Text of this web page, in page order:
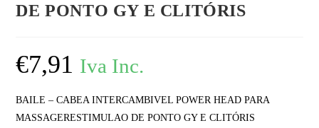
DE PONTO GY E CLITÓRIS
€7,91 Iva Inc.
BAILE – CABEA INTERCAMBIVEL POWER HEAD PARA
MASSAGERESTIMULAO DE PONTO GY E CLITÓRIS